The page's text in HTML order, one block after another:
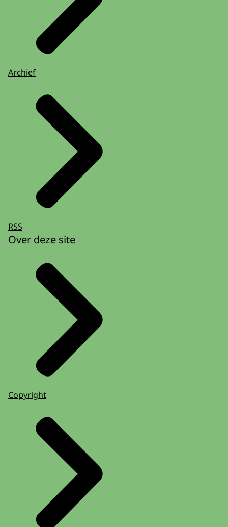
Archief
RSS
Over deze site
Copyright